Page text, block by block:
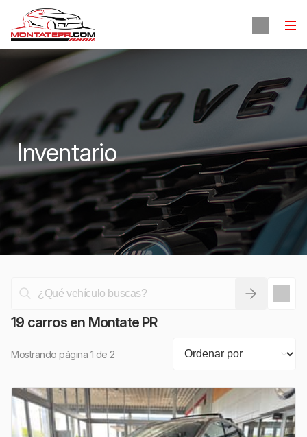
Inventario
19 carros en Montate PR
Mostrando página 1 de 2